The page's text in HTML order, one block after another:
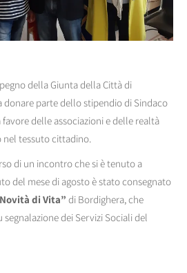
della Giunta della Città di
donare parte dello stipendio di Sindaco
favore delle associazioni e delle realtà
nel tessuto cittadino.
di un incontro che si è tenuto a
del mese di agosto è stato consegnato
di Vita” di Bordighera, che
dei Servizi Sociali del